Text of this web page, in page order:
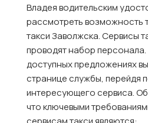
Владея водительским
рассмотреть возможность
такси Заволжска. Сервисы
проводят набор
доступных предложениях
странице службы, перейдя
интересующего сервиса.
что ключевыми